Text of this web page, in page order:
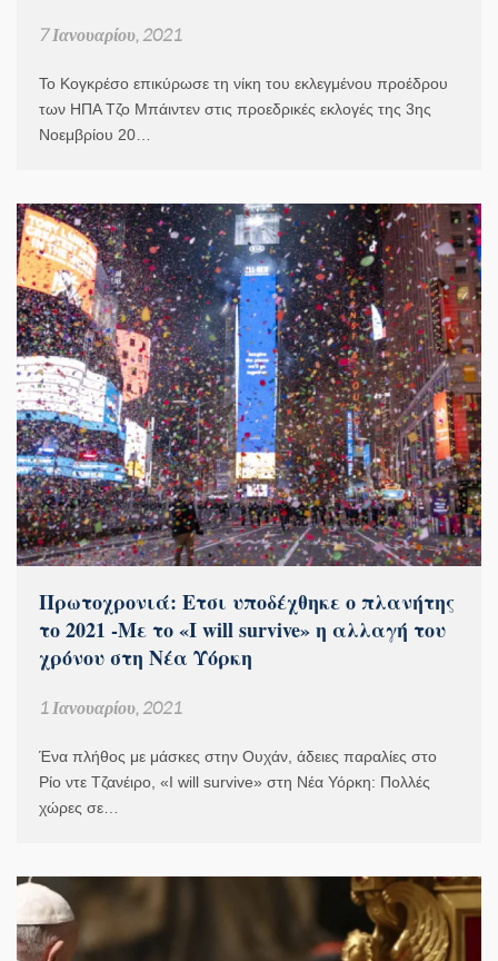
7 Ιανουαρίου, 2021
Το Κογκρέσο επικύρωσε τη νίκη του εκλεγμένου προέδρου
των ΗΠΑ Τζο Μπάιντεν στις προεδρικές εκλογές της 3ης
Νοεμβρίου 20…
Πρωτοχρονιά: Ετσι υποδέχθηκε ο πλανήτης
το 2021 -Με το «I will survive» η αλλαγή του
χρόνου στη Νέα Υόρκη
1 Ιανουαρίου, 2021
Ένα πλήθος με μάσκες στην Ουχάν, άδειες παραλίες στο
Ρίο ντε Τζανέιρο, «I will survive» στη Νέα Υόρκη: Πολλές
χώρες σε…